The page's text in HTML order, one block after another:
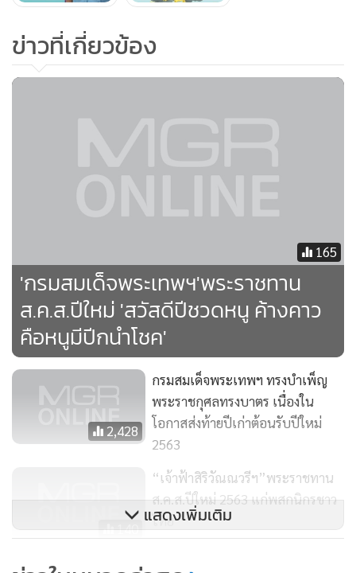
ข่าวที่เกี่ยวข้อง
165
'กรมสมเด็จพระเทพฯ'พระราชทาน
ส.ค.ส.ปีใหม่ 'สวัสดีปีชวดหนู ค้างคาว
คือหนูมีปีกนำโชค'
2,428
กรมสมเด็จพระเทพฯ ทรงบำเพ็ญ
พระราชกุศลทรงบาตร เนื่องใน
โอกาสส่งท้ายปีเก่าต้อนรับปีใหม่
2563
140
“เจ้าฟ้าสิริวัณณวรีฯ”พระราชทาน
ส.ค.ส.ปีใหม่ 2563 แก่พสกนิกรชาว
ไทย
แสดงเพิ่มเติม